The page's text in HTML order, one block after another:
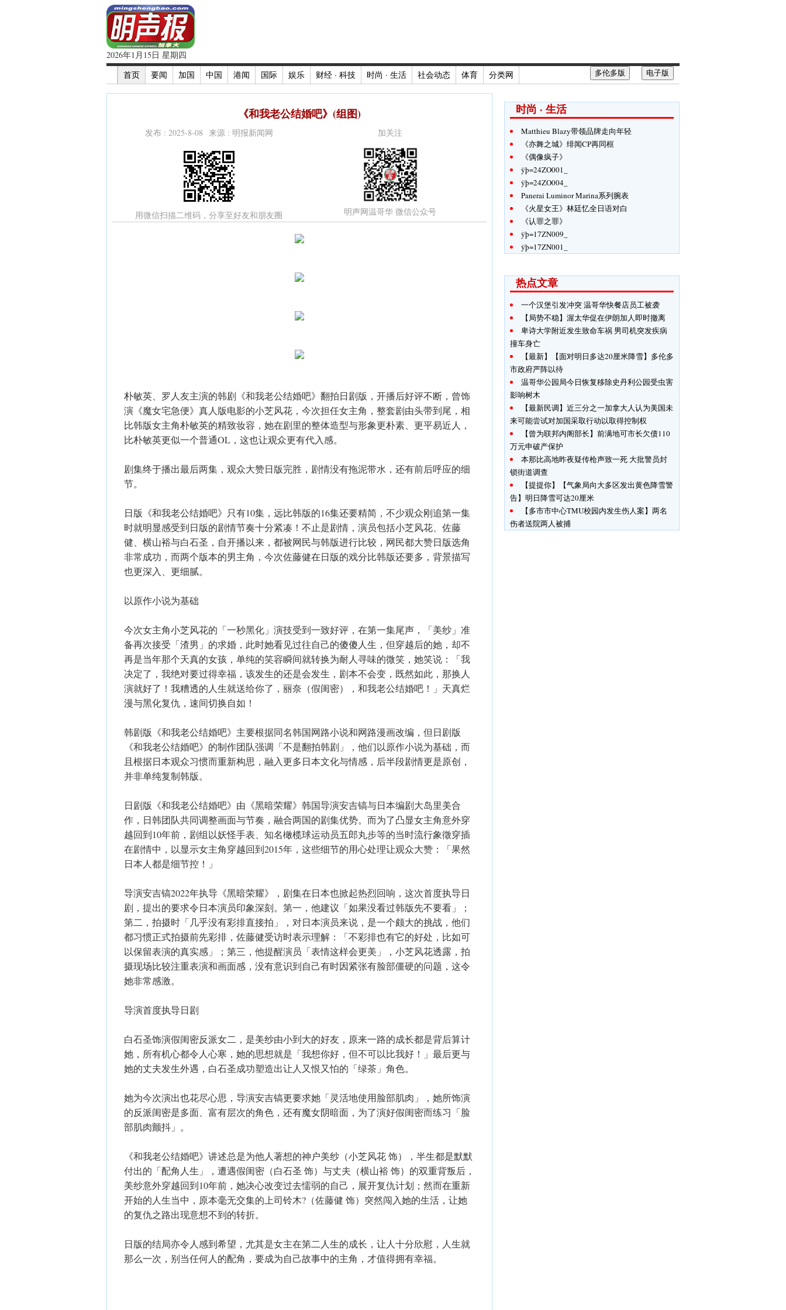
2026年1月15日 星期四
首页
要闻 加国 中国 港闻 国际 娱乐 财经 · 科技 时尚 · 生活 社会动态 体育 分类网 电子版
多伦多版
《和我老公结婚吧》(组图)
发布 : 2025-8-08 来源 : 明报新闻网
用微信扫描二维码，分享至好友和朋友圈
加关注
明声网温哥华 微信公众号
朴敏英、罗人友主演的韩剧《和我老公结婚吧》翻拍日剧版，开播后好评不断，曾饰
演《魔女宅急便》真人版电影的小芝风花，今次担任女主角，整套剧由头带到尾，相
比韩版女主角朴敏英的精致妆容，她在剧里的整体造型与形象更朴素、更平易近人，
比朴敏英更似一个普通OL，这也让观众更有代入感。
剧集终于播出最后两集，观众大赞日版完胜，剧情没有拖泥带水，还有前后呼应的细
节。
日版《和我老公结婚吧》只有10集，远比韩版的16集还要精简，不少观众刚追第一集
时就明显感受到日版的剧情节奏十分紧凑！不止是剧情，演员包括小芝风花、佐藤
健、横山裕与白石圣，自开播以来，都被网民与韩版进行比较，网民都大赞日版选角
非常成功，而两个版本的男主角，今次佐藤健在日版的戏分比韩版还要多，背景描写
也更深入、更细腻。
以原作小说为基础
今次女主角小芝风花的「一秒黑化」演技受到一致好评，在第一集尾声，「美纱」准
备再次接受「渣男」的求婚，此时她看见过往自己的傻傻人生，但穿越后的她，却不
再是当年那个天真的女孩，单纯的笑容瞬间就转换为耐人寻味的微笑，她笑说：「我
决定了，我绝对要过得幸福，该发生的还是会发生，剧本不会变，既然如此，那换人
演就好了！我糟透的人生就送给你了，丽奈（假闺密），和我老公结婚吧！」天真烂
漫与黑化复仇，速间切换自如！
韩剧版《和我老公结婚吧》主要根据同名韩国网路小说和网路漫画改编，但日剧版
《和我老公结婚吧》的制作团队强调「不是翻拍韩剧」，他们以原作小说为基础，而
且根据日本观众习惯而重新构思，融入更多日本文化与情感，后半段剧情更是原创，
并非单纯复制韩版。
日剧版《和我老公结婚吧》由《黑暗荣耀》韩国导演安吉镐与日本编剧大岛里美合
作，日韩团队共同调整画面与节奏，融合两国的剧集优势。而为了凸显女主角意外穿
越回到10年前，剧组以妖怪手表、知名橄榄球运动员五郎丸步等的当时流行象徵穿插
在剧情中，以显示女主角穿越回到2015年，这些细节的用心处理让观众大赞：「果然
日本人都是细节控！」
导演安吉镐2022年执导《黑暗荣耀》，剧集在日本也掀起热烈回响，这次首度执导日
剧，提出的要求令日本演员印象深刻。第一，他建议「如果没看过韩版先不要看」；
第二，拍摄时「几乎没有彩排直接拍」，对日本演员来说，是一个颇大的挑战，他们
都习惯正式拍摄前先彩排，佐藤健受访时表示理解：「不彩排也有它的好处，比如可
以保留表演的真实感」；第三，他提醒演员「表情这样会更美」，小芝风花透露，拍
摄现场比较注重表演和画面感，没有意识到自己有时因紧张有脸部僵硬的问题，这令
她非常感激。
导演首度执导日剧
白石圣饰演假闺密反派女二，是美纱由小到大的好友，原来一路的成长都是背后算计
她，所有机心都令人心寒，她的思想就是「我想你好，但不可以比我好！」最后更与
她的丈夫发生外遇，白石圣成功塑造出让人又恨又怕的「绿茶」角色。
她为今次演出也花尽心思，导演安吉镐更要求她「灵活地使用脸部肌肉」，她所饰演
的反派闺密是多面、富有层次的角色，还有魔女阴暗面，为了演好假闺密而练习「脸
部肌肉颤抖」。
《和我老公结婚吧》讲述总是为他人著想的神户美纱（小芝风花 饰），半生都是默默
付出的「配角人生」，遭遇假闺密（白石圣 饰）与丈夫（横山裕 饰）的双重背叛后，
美纱意外穿越回到10年前，她决心改变过去懦弱的自己，展开复仇计划；然而在重新
开始的人生当中，原本毫无交集的上司铃木?（佐藤健 饰）突然闯入她的生活，让她
的复仇之路出现意想不到的转折。
日版的结局亦令人感到希望，尤其是女主在第二人生的成长，让人十分欣慰，人生就
那么一次，别当任何人的配角，要成为自己故事中的主角，才值得拥有幸福。
时尚 · 生活
Matthieu Blazy带领品牌走向年轻
《亦舞之城》绯闻CP再同框
《偶像疯子》
ÿþ=24ZO001_
ÿþ=24ZO004_
Panerai Luminor Marina系列腕表
《火星女王》林廷忆全日语对白
《认罪之罪》
ÿþ=17ZN009_
ÿþ=17ZN001_
热点文章
一个汉堡引发冲突 温哥华快餐店员工被袭
【局势不稳】渥太华促在伊朗加人即时撤离
卑诗大学附近发生致命车祸 男司机突发疾病
撞车身亡
【最新】【面对明日多达20厘米降雪】多伦多
市政府严阵以待
温哥华公园局今日恢复移除史丹利公园受虫害
影响树木
【最新民调】近三分之一加拿大人认为美国未
来可能尝试对加国采取行动以取得控制权
【曾为联邦内阁部长】前满地可市长欠债110
万元申破产保护
本那比高地昨夜疑传枪声致一死 大批警员封
锁街道调查
【提提你】【气象局向大多区发出黄色降雪警
告】明日降雪可达20厘米
【多市市中心TMU校园内发生伤人案】两名
伤者送院两人被捕